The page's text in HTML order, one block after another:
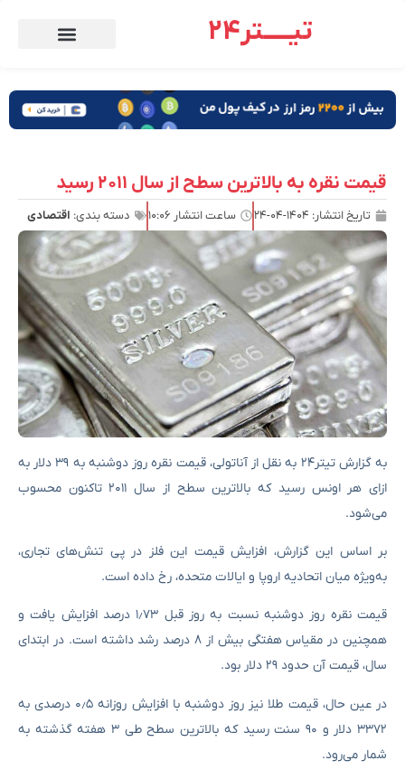
تیـــــتر24
قیمت نقره به بالاترین سطح از سال ۲۰۱۱ رسید
تاریخ انتشار: ۱۴۰۴-۰۴-۲۴ ساعت انتشار ۱۰:۰۶ دسته بندی: اقتصادی
به گزارش تیتر۲۴ به نقل از آناتولی، قیمت نقره روز دوشنبه به ۳۹ دلار به
ازای هر اونس رسید که بالاترین سطح از سال ۲۰۱۱ تاکنون محسوب
می‌شود.
بر اساس این گزارش، افزایش قیمت این فلز در پی تنش‌های تجاری،
به‌ویژه میان اتحادیه اروپا و ایالات متحده، رخ داده است.
قیمت نقره روز دوشنبه نسبت به روز قبل ۱٫۷۳ درصد افزایش یافت و
همچنین در مقیاس هفتگی بیش از ۸ درصد رشد داشته است. در ابتدای
سال، قیمت آن حدود ۲۹ دلار بود.
در عین حال، قیمت طلا نیز روز دوشنبه با افزایش روزانه ۰٫۵ درصدی به
۳۳۷۲ دلار و ۹۰ سنت رسید که بالاترین سطح طی ۳ هفته گذشته به
شمار می‌رود.